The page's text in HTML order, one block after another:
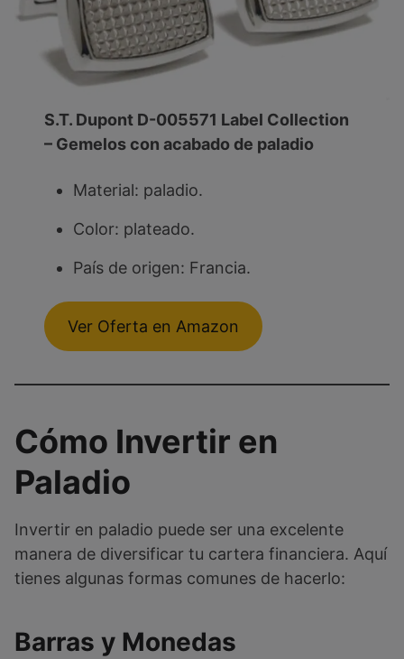
S.T. Dupont D-005571 Label Collection
– Gemelos con acabado de paladio
Material: paladio.
Color: plateado.
País de origen: Francia.
Ver Oferta en Amazon
Cómo Invertir en
Paladio
Invertir en paladio puede ser una excelente
manera de diversificar tu cartera financiera. Aquí
tienes algunas formas comunes de hacerlo:
Barras y Monedas